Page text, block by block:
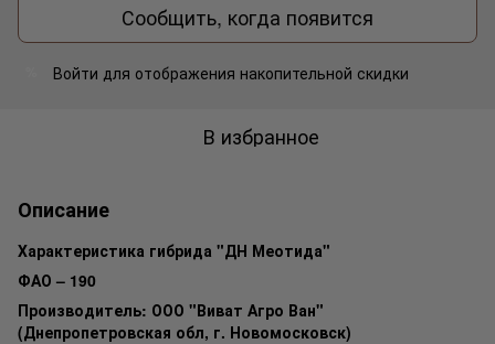
Сообщить, когда появится
Войти для отображения накопительной скидки
В избранное
Описание
Характеристика гибрида "ДН Меотида"
ФАО – 190
Производитель: ООО "Виват Агро Ван"
(Днепропетровская обл, г. Новомосковск)